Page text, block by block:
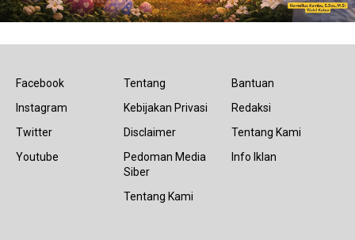
Facebook
Instagram
Twitter
Youtube
Tentang
Kebijakan Privasi
Disclaimer
Pedoman Media
Siber
Tentang Kami
Bantuan
Redaksi
Tentang Kami
Info Iklan